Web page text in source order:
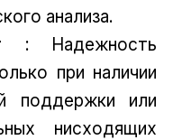
анализа.
: Надежность
при наличии
поддержки или
нисходящих